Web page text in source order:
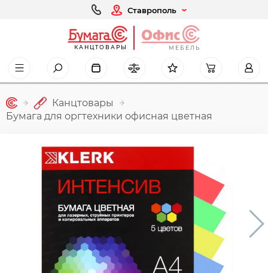
Ставрополь
КАНЦТОВАРЫ МЕБЕЛЬ
Канцтовары
Бумага для оргтехники офисная цветная